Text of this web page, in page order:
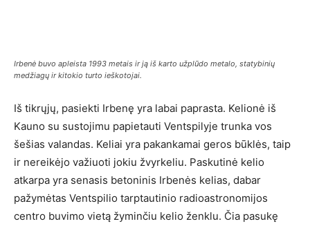
Irbenė buvo apleista 1993 metais ir ją iš karto užplūdo metalo, statybinių
medžiagų ir kitokio turto ieškotojai.
Iš tikrųjų, pasiekti Irbenę yra labai paprasta. Kelionė iš
Kauno su sustojimu papietauti Ventspilyje trunka vos
šešias valandas. Keliai yra pakankamai geros būklės, taip
ir nereikėjo važiuoti jokiu žvyrkeliu. Paskutinė kelio
atkarpa yra senasis betoninis Irbenės kelias, dabar
pažymėtas Ventspilio tarptautinio radioastronomijos
centro buvimo vietą žyminčiu kelio ženklu. Čia pasukę